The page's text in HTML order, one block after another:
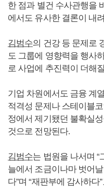
한 점과 별건 수사관행을
에서도 유사한 결론이 내
김범수의 건강 등 문제로
도 그룹에 영향력을 행사
로 사업에 추진력이 더해
기업 차원에서도 금융 계
적격성 문제나 스테이블
정에서 제기됐던 불확실
것으로 전망된다.
김범수는 법원을 나서며
늘에서 조금이나마 벗어
다”며 “재판부에 감사하다